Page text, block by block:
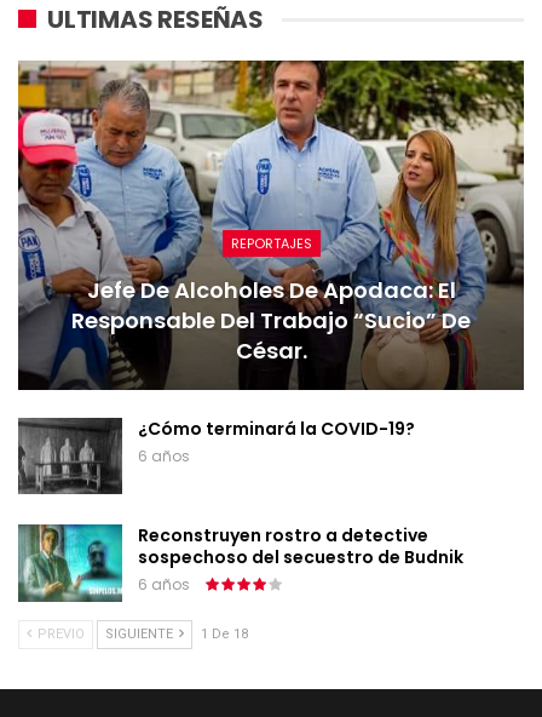
ULTIMAS RESEÑAS
REPORTAJES
Jefe De Alcoholes De Apodaca: El
Responsable Del Trabajo “sucio” De
César.
¿Cómo terminará la COVID-19?
6 años
Reconstruyen rostro a detective
sospechoso del secuestro de Budnik
6 años
PREVIO SIGUIENTE 1 De 18